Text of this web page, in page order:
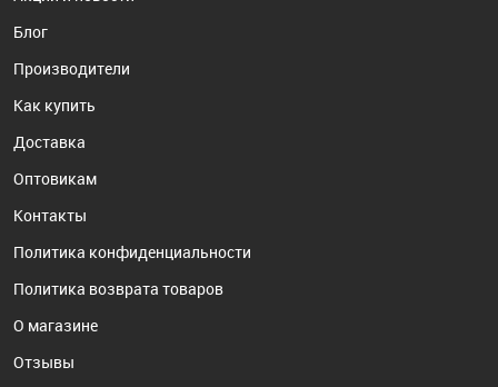
Блог
Производители
Как купить
Доставка
Оптовикам
Контакты
Политика конфиденциальности
Политика возврата товаров
О магазине
Отзывы